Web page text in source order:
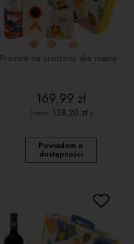
Prezent na urodziny dla mamy
169,99 zł
(netto: 138,20 zł)
Powiadom o
dostępności